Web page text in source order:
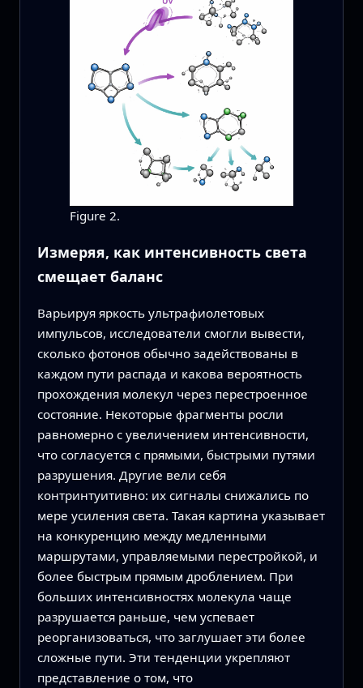
Figure 2.
Измеряя, как интенсивность света
смещает баланс
Варьируя яркость ультрафиолетовых
импульсов, исследователи смогли вывести,
сколько фотонов обычно задействованы в
каждом пути распада и какова вероятность
прохождения молекул через перестроенное
состояние. Некоторые фрагменты росли
равномерно с увеличением интенсивности,
что согласуется с прямыми, быстрыми путями
разрушения. Другие вели себя
контринтуитивно: их сигналы снижались по
мере усиления света. Такая картина указывает
на конкуренцию между медленными
маршрутами, управляемыми перестройкой, и
более быстрым прямым дроблением. При
больших интенсивностях молекула чаще
разрушается раньше, чем успевает
реорганизоваться, что заглушает эти более
сложные пути. Эти тенденции укрепляют
представление о том, что